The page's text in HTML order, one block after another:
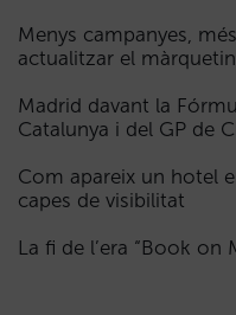
Menys campanyes,
actualitzar el
Madrid davant la
Catalunya i del GP de
Com apareix un hotel
capes de visibilitat
La fi de l’era “Book on